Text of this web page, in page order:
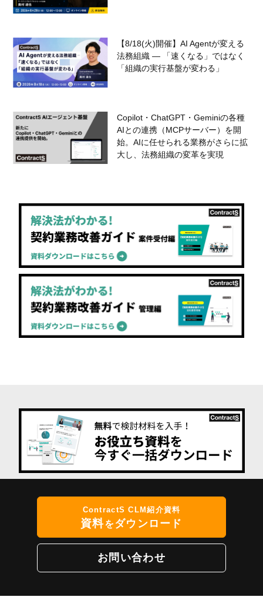
【8/18(火)開催】AI Agentが変える
法務組織 — 「速くなる」ではなく
「組織の実行基盤が変わる」
Copilot・ChatGPT・Geminiの各種
AIとの連携（MCPサーバー）を開
始。AIに任せられる業務がさらに拡
大し、法務組織の変革を実現
ContractS CLM紹介資料
資料をダウンロード
お問い合わせ